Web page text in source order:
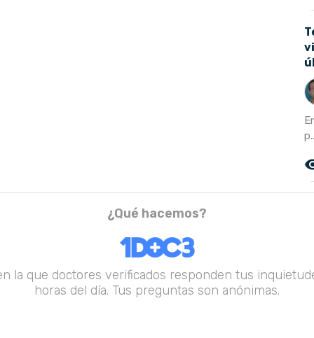
¿Qué hacemos?
la que doctores verificados responden tus
horas del día. Tus preguntas son anónimas.